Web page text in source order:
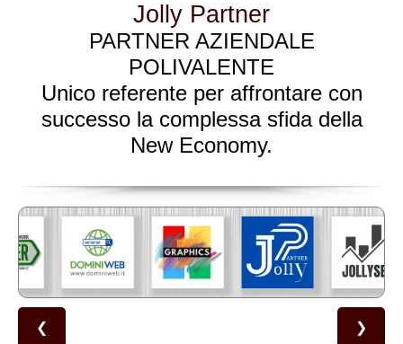
Jolly Partner
PARTNER AZIENDALE
POLIVALENTE
Unico referente per affrontare con
successo la complessa sfida della
New Economy.
❮ ❯